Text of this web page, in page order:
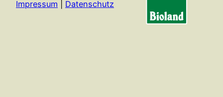
Impressum Datenschutz